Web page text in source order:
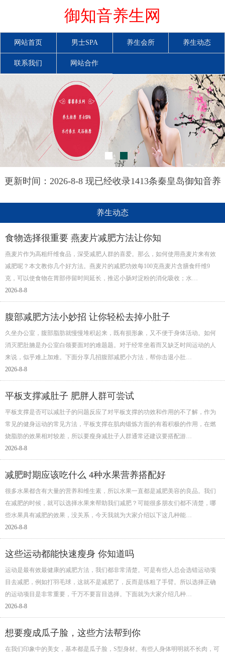
御知音养生网
网站首页 男士SPA 养生会所 养生动态
联系我们 网站合作
更新时间：2026-8-8 现已经收录1413条秦皇岛御知音养
养生动态
食物选择很重要 燕麦片减肥方法让你知
燕麦片作为高粗纤维食品，深受减肥人群的喜爱。那么，如何使用燕麦片来有效
减肥呢？本文教你几个好方法。燕麦片的减肥功效每100克燕麦片含膳食纤维9
克，可以使食物在胃部停留时间延长，推迟小肠对淀粉的消化吸收；水…
2026-8-8
腹部减肥方法小妙招 让你轻松去掉小肚子
久坐办公室，腹部脂肪就慢慢堆积起来，既有损形象，又不便于身体活动。如何
消灭肥肚腩是办公室白领要面对的难题题。对于经常坐着而又缺乏时间运动的人
来说，似乎难上加难。下面分享几招腹部减肥小方法，帮你击退小肚…
2026-8-8
平板支撑减肚子 肥胖人群可尝试
平板支撑是否可以减肚子的问题反应了对平板支撑的功效和作用的不了解，作为
常见的健身运动的常见方法，平板支撑在肌肉锻炼方面的有着积极的作用，在燃
烧脂肪的效果相对较差，所以要瘦身减肚子人群通常还建议要搭配游…
2026-8-8
减肥时期应该吃什么 4种水果营养搭配好
很多水果都含有大量的营养和维生素，所以水果一直都是减肥美容的良品。我们
在减肥的时候，就可以选择水果来帮助我们减肥？可能很多朋友们都不清楚，哪
些水果具有减肥的效果，没关系，今天我就为大家介绍以下这几种能…
2026-8-8
这些运动都能快速瘦身 你知道吗
运动是最有效最健康的减肥方法，我们都非常清楚。可是有些人总会选错运动项
目去减肥，例如打羽毛球，这就不是减肥了，反而是练粗了手臂。所以选择正确
的运动项目是非常重要，千万不要盲目选择。下面就为大家介绍几种…
2026-8-8
想要瘦成瓜子脸，这些方法帮到你
在我们印象中的美女，基本都是瓜子脸，S型身材。有些人身体明明就不长肉，可